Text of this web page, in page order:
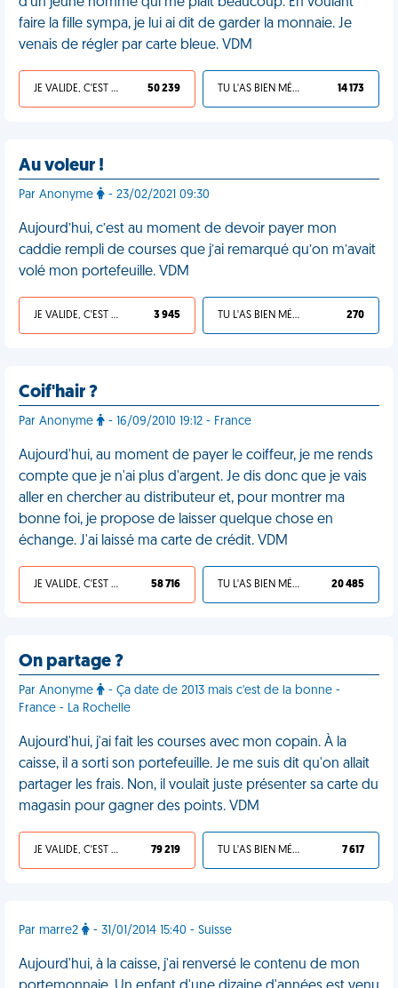
faire la fille sympa, je lui ai dit de garder la monnaie. Je
venais de régler par carte bleue. VDM
JE VALIDE, C'EST UNE VDM 50 239 TU L'AS BIEN MÉRITÉ 14 173
Au voleur !
Par Anonyme - 23/02/2021 09:30
Aujourd’hui, c’est au moment de devoir payer mon
caddie rempli de courses que j’ai remarqué qu’on m’avait
volé mon portefeuille. VDM
JE VALIDE, C'EST UNE VDM 3 945 TU L'AS BIEN MÉRITÉ 270
Coif'hair ?
Par Anonyme - 16/09/2010 19:12 - France
Aujourd'hui, au moment de payer le coiffeur, je me rends
compte que je n'ai plus d'argent. Je dis donc que je vais
aller en chercher au distributeur et, pour montrer ma
bonne foi, je propose de laisser quelque chose en
échange. J'ai laissé ma carte de crédit. VDM
JE VALIDE, C'EST UNE VDM 58 716 TU L'AS BIEN MÉRITÉ 20 485
On partage ?
Par Anonyme
- Ça date de 2013 mais c'est de la bonne -
France - La Rochelle
Aujourd'hui, j'ai fait les courses avec mon copain. À la
caisse, il a sorti son portefeuille. Je me suis dit qu'on allait
partager les frais. Non, il voulait juste présenter sa carte du
magasin pour gagner des points. VDM
JE VALIDE, C'EST UNE VDM 79 219 TU L'AS BIEN MÉRITÉ 7 617
Par marre2 - 31/01/2014 15:40 - Suisse
Aujourd'hui, à la caisse, j'ai renversé le contenu de mon